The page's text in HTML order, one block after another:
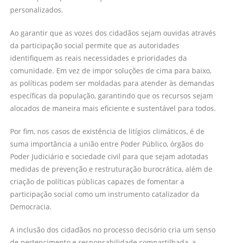
personalizados.
Ao garantir que as vozes dos cidadãos sejam ouvidas através
da participação social permite que as autoridades
identifiquem as reais necessidades e prioridades da
comunidade. Em vez de impor soluções de cima para baixo,
as políticas podem ser moldadas para atender às demandas
específicas da população, garantindo que os recursos sejam
alocados de maneira mais eficiente e sustentável para todos.
Por fim, nos casos de existência de litígios climáticos, é de
suma importância a união entre Poder Público, órgãos do
Poder Judiciário e sociedade civil para que sejam adotadas
medidas de prevenção e restruturação burocrática, além de
criação de políticas públicas capazes de fomentar a
participação social como um instrumento catalizador da
Democracia.
A inclusão dos cidadãos no processo decisório cria um senso